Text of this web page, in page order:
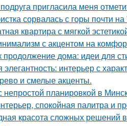
подруга пригласила меня
сорвалась с горы почти
квартира с мягкой
с акцентом на
продолжение дома: идеи для
интерьер с
и смелые акценты.
непростой планировкой в
спокойная палитра и
красота сложных решений